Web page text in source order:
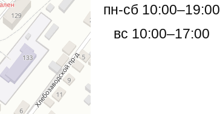
пн-сб 10:00–19:00
вс 10:00–17:00